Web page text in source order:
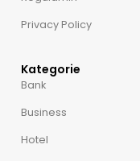
Privacy Policy
Kategorie
Bank
Business
Hotel